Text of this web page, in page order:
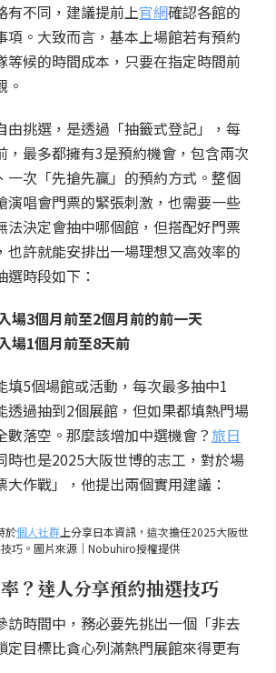
有不同，建議提前上官網確認各館的
項。大致而言，基本上場館若有預約
等候的時間成本，只要在指定時間前
。
由挑選，是透過「抽籤式登記」，每
，最多都擁有3是預約機會，包含兩次
一次「先搶先贏」的預約方式。整個
演唱會門票的緊張刺激，也需要一些
法決定會抽中哪個館，但搭配好門票
也許就能安排出一場理想又高效率的
時段如下：
入場3個月前至2個月前的前一天
入場1個月前至8天前
填5個場館或活動，每次最多抽中1
透過抽到2個展館，但如果都填熱門場
數落空。那麼該增加中選機會？旅日
時也是2025大阪世博的志工，對於場
作戰」，他提出兩個實用建議：
於個人社群 上分享日本資訊，這次擔任2025大阪世
巧。圖片來源｜Nobuhiro授權提供
？達人分享預約抽選技巧
訪時間中，務必要先挑出一個「非去
定目標比貪心列滿熱門展館來得更有